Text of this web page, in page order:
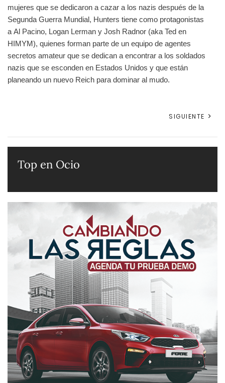
mujeres que se dedicaron a cazar a los nazis después de la
Segunda Guerra Mundial, Hunters tiene como protagonistas
a Al Pacino, Logan Lerman y Josh Radnor (aka Ted en
HIMYM), quienes forman parte de un equipo de agentes
secretos amateur que se dedican a encontrar a los soldados
nazis que se esconden en Estados Unidos y que están
planeando un nuevo Reich para dominar al mudo.
SIGUIENTE
Top en Ocio